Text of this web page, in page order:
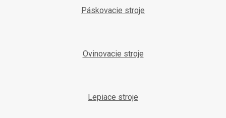
Páskovacie stroje
Ovinovacie stroje
Lepiace stroje